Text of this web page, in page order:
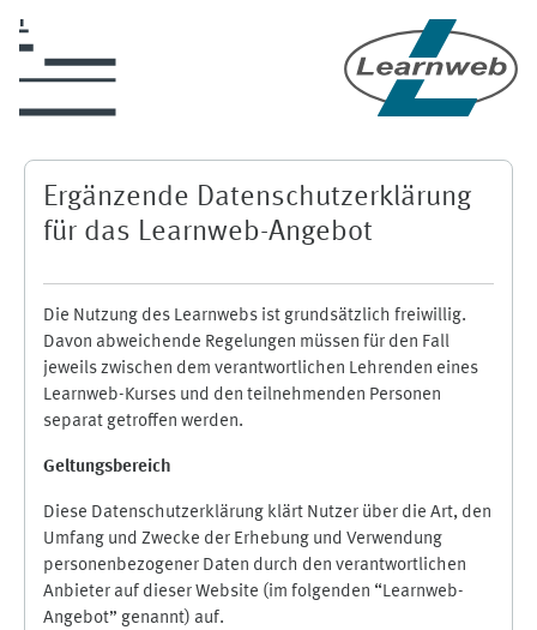
Ergänzende Datenschutzerklärung
für das Learnweb-Angebot
Die Nutzung des Learnwebs ist grundsätzlich freiwillig.
Davon abweichende Regelungen müssen für den Fall
jeweils zwischen dem verantwortlichen Lehrenden eines
Learnweb-Kurses und den teilnehmenden Personen
separat getroffen werden.
Geltungsbereich
Diese Datenschutzerklärung klärt Nutzer über die Art, den
Umfang und Zwecke der Erhebung und Verwendung
personenbezogener Daten durch den verantwortlichen
Anbieter auf dieser Website (im folgenden “Learnweb-
Angebot” genannt) auf.